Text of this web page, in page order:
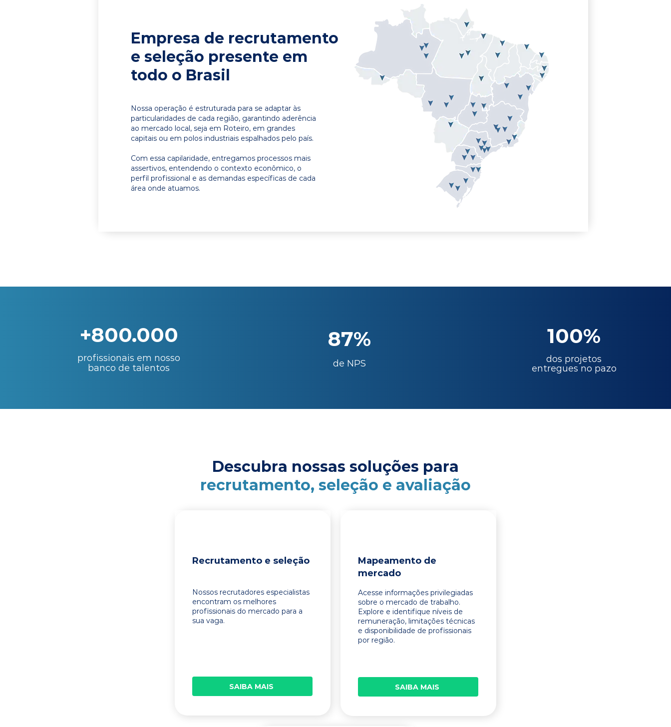
Empresa de recrutamento
e seleção presente em
todo o Brasil
Nossa operação é estruturada para se adaptar às
particularidades de cada região, garantindo aderência
ao mercado local, seja em Roteiro, em grandes
capitais ou em polos industriais espalhados pelo país.
Com essa capilaridade, entregamos processos mais
assertivos, entendendo o contexto econômico, o
perfil profissional e as demandas específicas de cada
área onde atuamos.
+800.000
profissionais em nosso
banco de talentos
87%
de NPS
100%
dos projetos
entregues no pazo
Descubra nossas soluções para
recrutamento, seleção e avaliação
Recrutamento e seleção
Nossos recrutadores especialistas
encontram os melhores
profissionais do mercado para a
sua vaga.
SAIBA MAIS
Mapeamento de
mercado
Acesse informações privilegiadas
sobre o mercado de trabalho.
Explore e identifique níveis de
remuneração, limitações técnicas
e disponibilidade de profissionais
por região.
SAIBA MAIS